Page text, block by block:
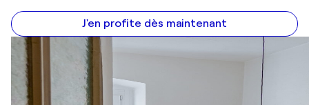
J'en profite dès maintenant